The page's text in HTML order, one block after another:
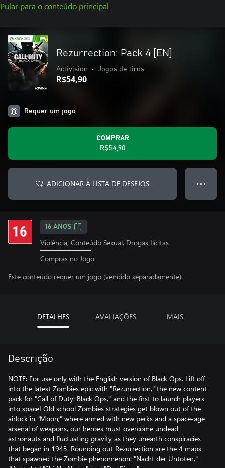
Pular para o conteúdo principal
Rezurrection: Pack 4 [EN]
Activision • Jogos de tiros
R$54,90
Requer um jogo
COMPRAR
R$54,90
ADICIONAR À LISTA DE DESEJOS ● ● ●
16 ANOS
Violência, Conteúdo Sexual, Drogas Ilícitas
Compras no Jogo
Este conteúdo requer um jogo (vendido separadamente).
DETALHES AVALIAÇÕES MAIS
Descrição
NOTE: For use only with the English version of Black Ops. Lift off
into the latest Zombies epic with "Rezurrection," the new content
pack for "Call of Duty: Black Ops," and the first to launch players
into space! Old school Zombies strategies get blown out of the
airlock in "Moon," where armed with new perks and a space-age
arsenal of weapons, our heroes must overcome undead
astronauts and fluctuating gravity as they unearth conspiracies
that began in 1943. Rounding out Rezurrection are the 4 maps
that spawned the Zombie phenomenon: "Nacht der Untoten,"